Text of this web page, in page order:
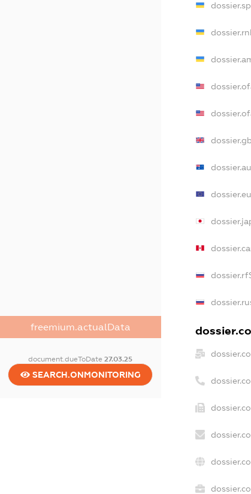
freemium.actualData
document.dueToDate27.03.25
SEARCH.ONMONITORING